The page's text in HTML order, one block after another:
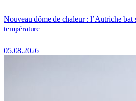
Nouveau dôme de chaleur : l’Autriche bat
température
05.08.2026